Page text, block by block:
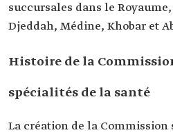
succursales dans le
Djeddah, Médine, Khobar et
Histoire de la
spécialités de la santé
La création de la Commission